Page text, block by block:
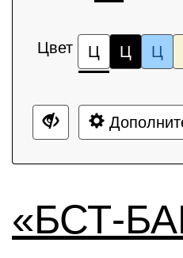
Цвет Ц Ц Ц
«БСТ-